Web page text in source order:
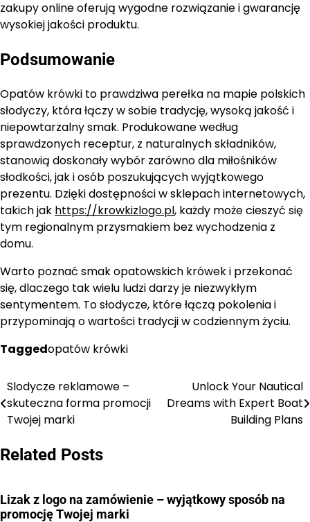
zakupy online oferują wygodne rozwiązanie i gwarancję
wysokiej jakości produktu.
Podsumowanie
Opatów krówki to prawdziwa perełka na mapie polskich
słodyczy, która łączy w sobie tradycję, wysoką jakość i
niepowtarzalny smak. Produkowane według
sprawdzonych receptur, z naturalnych składników,
stanowią doskonały wybór zarówno dla miłośników
słodkości, jak i osób poszukujących wyjątkowego
prezentu. Dzięki dostępności w sklepach internetowych,
takich jak https://krowkizlogo.pl, każdy może cieszyć się
tym regionalnym przysmakiem bez wychodzenia z
domu.
Warto poznać smak opatowskich krówek i przekonać
się, dlaczego tak wielu ludzi darzy je niezwykłym
sentymentem. To słodycze, które łączą pokolenia i
przypominają o wartości tradycji w codziennym życiu.
Taggedopatów krówki
Nawigacja
wpisu
Slodycze reklamowe –
skuteczna forma promocji
Twojej marki
Unlock Your Nautical
Dreams with Expert Boat
Building Plans
Related Posts
Lizak z logo na zamówienie – wyjątkowy sposób na
promocję Twojej marki